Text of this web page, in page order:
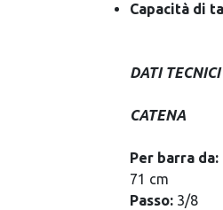
Capacità di
DATI TECNICI
CATENA
Per barra da:
71 cm
Passo: 3/8